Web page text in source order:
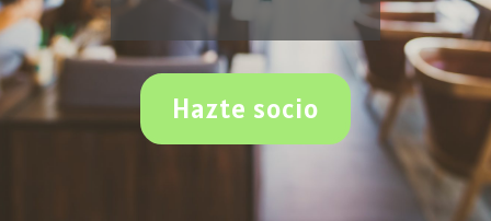
Hazte socio